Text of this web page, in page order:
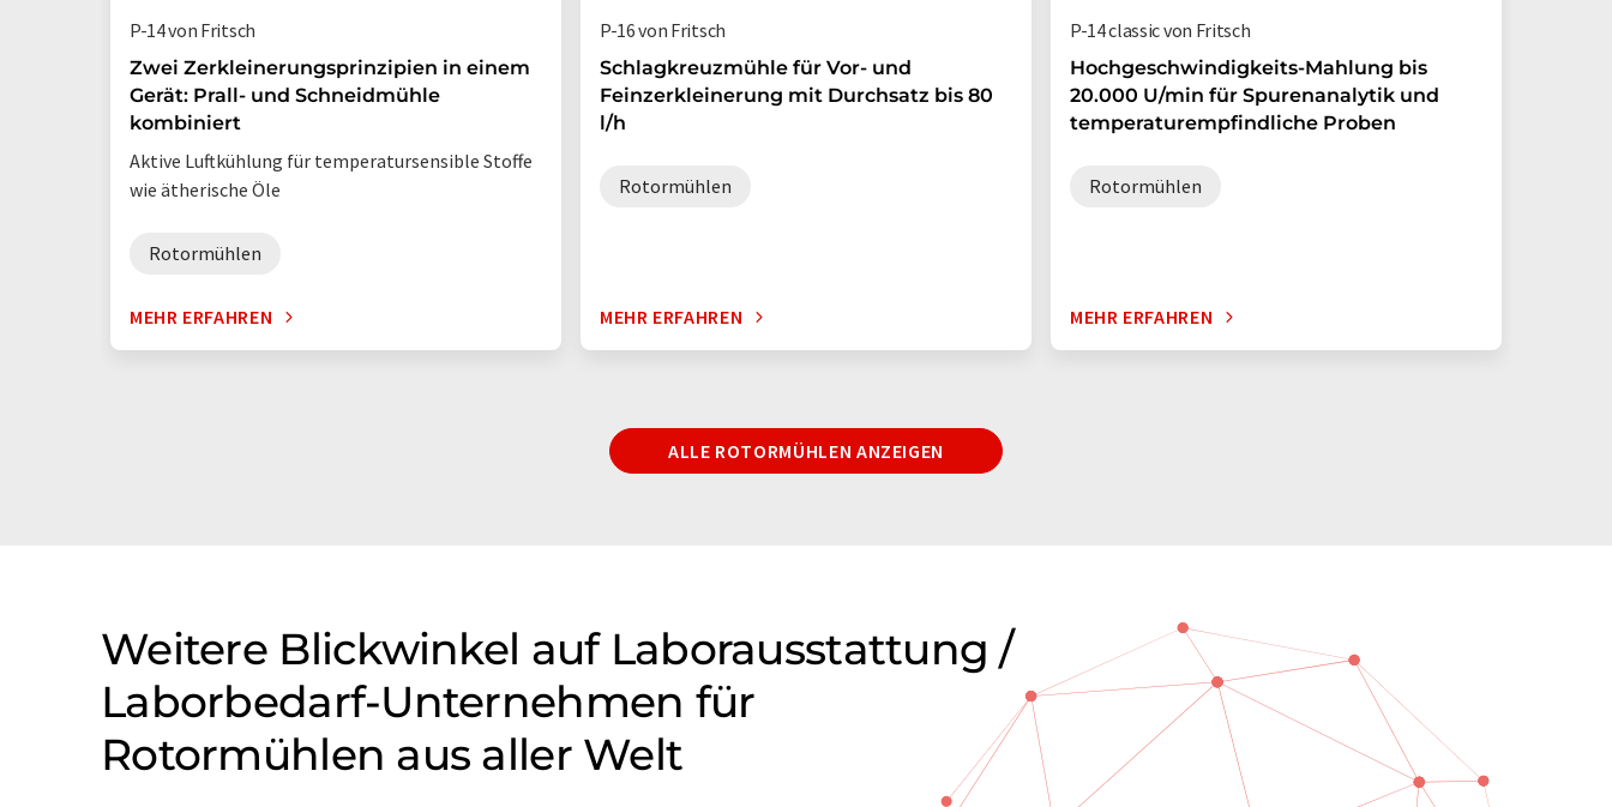
P-14 von Fritsch
Zwei Zerkleinerungsprinzipien in einem
Gerät: Prall- und Schneidmühle
kombiniert
Aktive Luftkühlung für temperatursensible Stoffe
wie ätherische Öle
Rotormühlen
MEHR ERFAHREN
P-16 von Fritsch
Schlagkreuzmühle für Vor- und
Feinzerkleinerung mit Durchsatz bis 80
l/h
Rotormühlen
MEHR ERFAHREN
P-14 classic von Fritsch
Hochgeschwindigkeits-Mahlung bis
20.000 U/min für Spurenanalytik und
temperaturempfindliche Proben
Rotormühlen
MEHR ERFAHREN
ALLE ROTORMÜHLEN ANZEIGEN
Weitere Blickwinkel auf Laborausstattung /
Laborbedarf-Unternehmen für
Rotormühlen aus aller Welt